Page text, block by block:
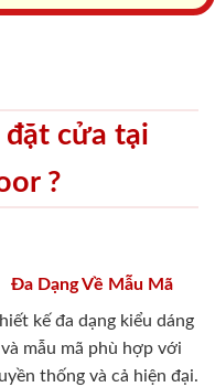
đặt cửa tại
?
Đa Dạng Về Mẫu Mã
kế đa dạng kiểu dáng
và mẫu mã phù hợp với
thống và cả hiện đại.